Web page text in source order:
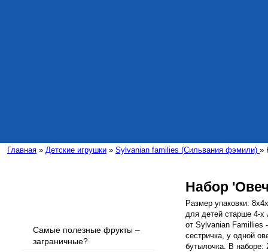
Главная » Детские игрушки » Sylvanian families (Сильвания фэмили) »
Самые полезные фрукты –
заграничные?
Набор
Размер упаковки:
для детей старше 4-х
от Sylvanian Famillies
сестричка, у одной
бутылочка. В наборе: